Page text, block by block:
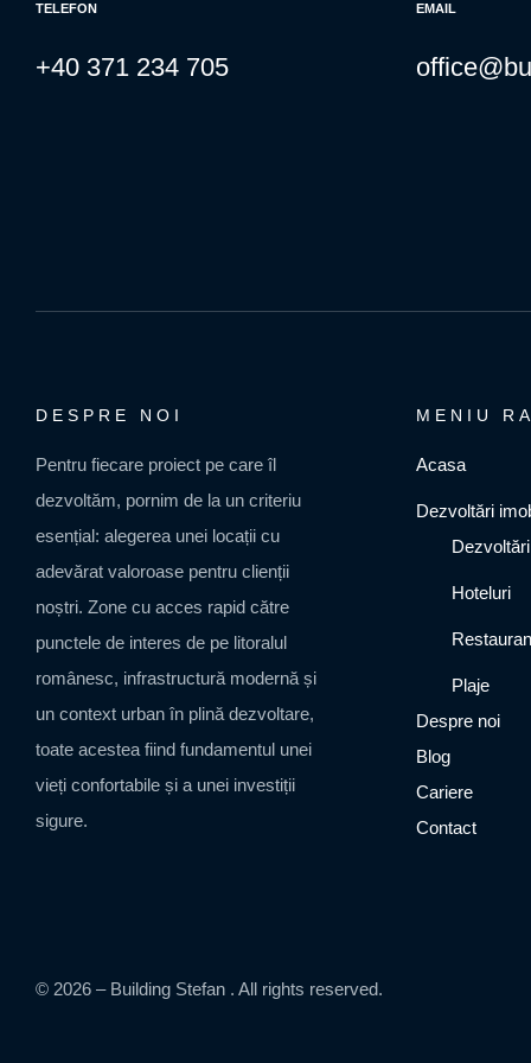
TELEFON
+40 371 234 705
EMAIL
DESPRE NOI
Pentru fiecare proiect pe care îl
dezvoltăm, pornim de la un criteriu
esențial: alegerea unei locații cu
adevărat valoroase pentru clienții
noștri. Zone cu acces rapid către
punctele de interes de pe litoralul
românesc, infrastructură modernă și
un context urban în plină dezvoltare,
toate acestea fiind fundamentul unei
vieți confortabile și a unei investiții
sigure.
MENIU
Acasa
Dezvoltări
Hoteluri
Plaje
Despre noi
Blog
Cariere
Contact
© 2026 – Building Stefan . All rights reserved.